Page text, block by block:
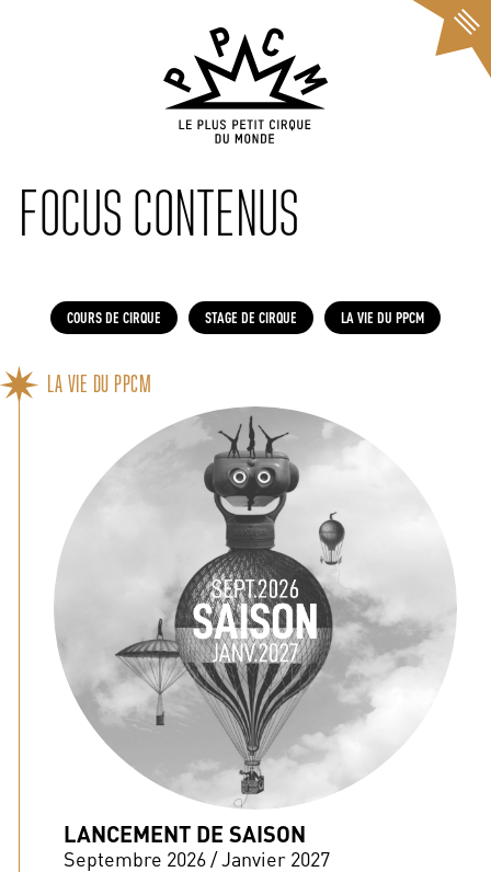
FOCUS CONTENUS
COURS DE CIRQUE STAGE DE CIRQUE LA VIE DU PPCM
LA VIE DU PPCM
LANCEMENT DE SAISON
Septembre 2026 / Janvier 2027